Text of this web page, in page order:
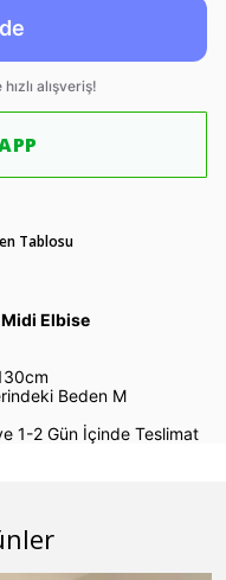
Tablosu
Elbise
Beden M
1-2 Gün İçinde Teslimat